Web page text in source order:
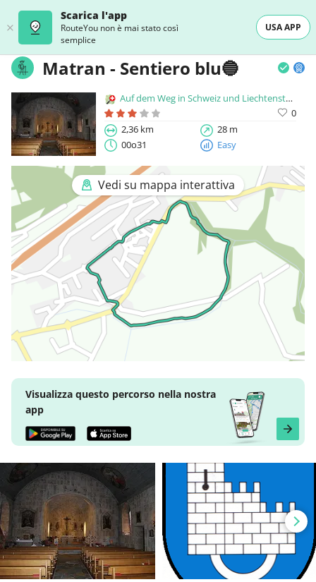
Scarica l'app
RouteYou non è mai stato così
semplice
USA APP
Matran - Sentiero blu🔵
Auf dem Weg in Schweiz und Liechtenstein
0
2,36 km
28 m
00o31
Easy
Vedi su mappa interattiva
Visualizza questo percorso nella nostra
app